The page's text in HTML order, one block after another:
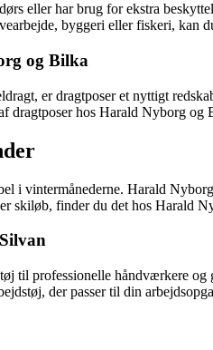
eller har brug for ekstra
byggeri eller fiskeri, kan
og Bilka
er dragtposer et nyttigt
dragtposer hos Harald Nyborg og
i vintermånederne. Harald
skiløb, finder du det hos Harald
til professionelle håndværkere
der passer til din